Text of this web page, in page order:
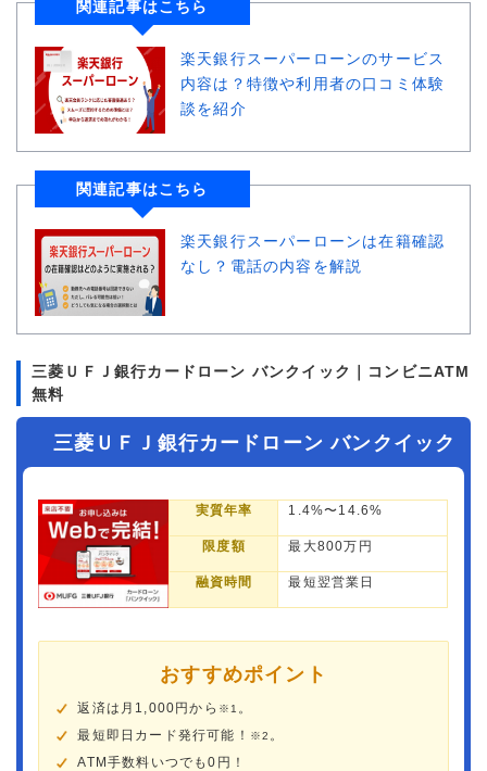
関連記事はこちら
楽天銀行スーパーローンのサービス
内容は？特徴や利用者の口コミ体験
談を紹介
関連記事はこちら
楽天銀行スーパーローンは在籍確認
なし？電話の内容を解説
三菱ＵＦＪ銀行カードローン バンクイック｜コンビニATM
無料
三菱ＵＦＪ銀行カードローン バンクイック
実質年率 1.4%〜14.6%
限度額 最大800万円
融資時間 最短翌営業日
おすすめポイント
返済は月1,000円から ※1 。
最短即日カード発行可能！
※2 。
ATM手数料いつでも0円！